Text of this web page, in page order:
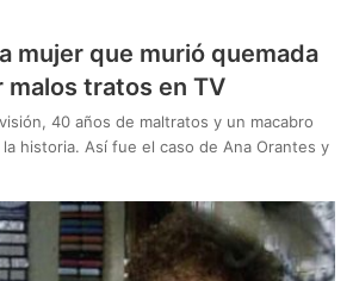
mujer que murió quemada
tratos en TV
40 años de maltratos y un macabro
historia. Así fue el caso de Ana Orantes y